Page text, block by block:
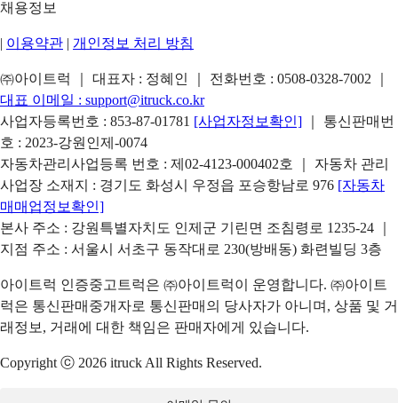
채용정보
| 이용약관 | 개인정보 처리 방침
㈜아이트럭 ｜ 대표자 : 정혜인 ｜ 전화번호 : 0508-0328-7002
대표 이메일 : support@itruck.co.kr
사업자등록번호 : 853-87-01781 [사업자정보확인]
｜ 통신판매번
호 : 2023-강원인제-0074
자동차관리사업등록 번호 : 제02-4123-000402호 ｜ 자동차 관리
사업장 소재지 : 경기도 화성시 우정읍 포승항남로 976 [자동차
매매업정보확인]
본사 주소 : 강원특별자치도 인제군 기린면 조침령로 1235-24 ｜
지점 주소 : 서울시 서초구 동작대로 230(방배동) 화련빌딩 3층
아이트럭 인증중고트럭은 ㈜아이트럭이 운영합니다. ㈜아이트
럭은 통신판매중개자로 통신판매의 당사자가 아니며, 상품 및 거
래정보, 거래에 대한 책임은 판매자에게 있습니다.
Copyright ⓒ 2026 itruck All Rights Reserved.